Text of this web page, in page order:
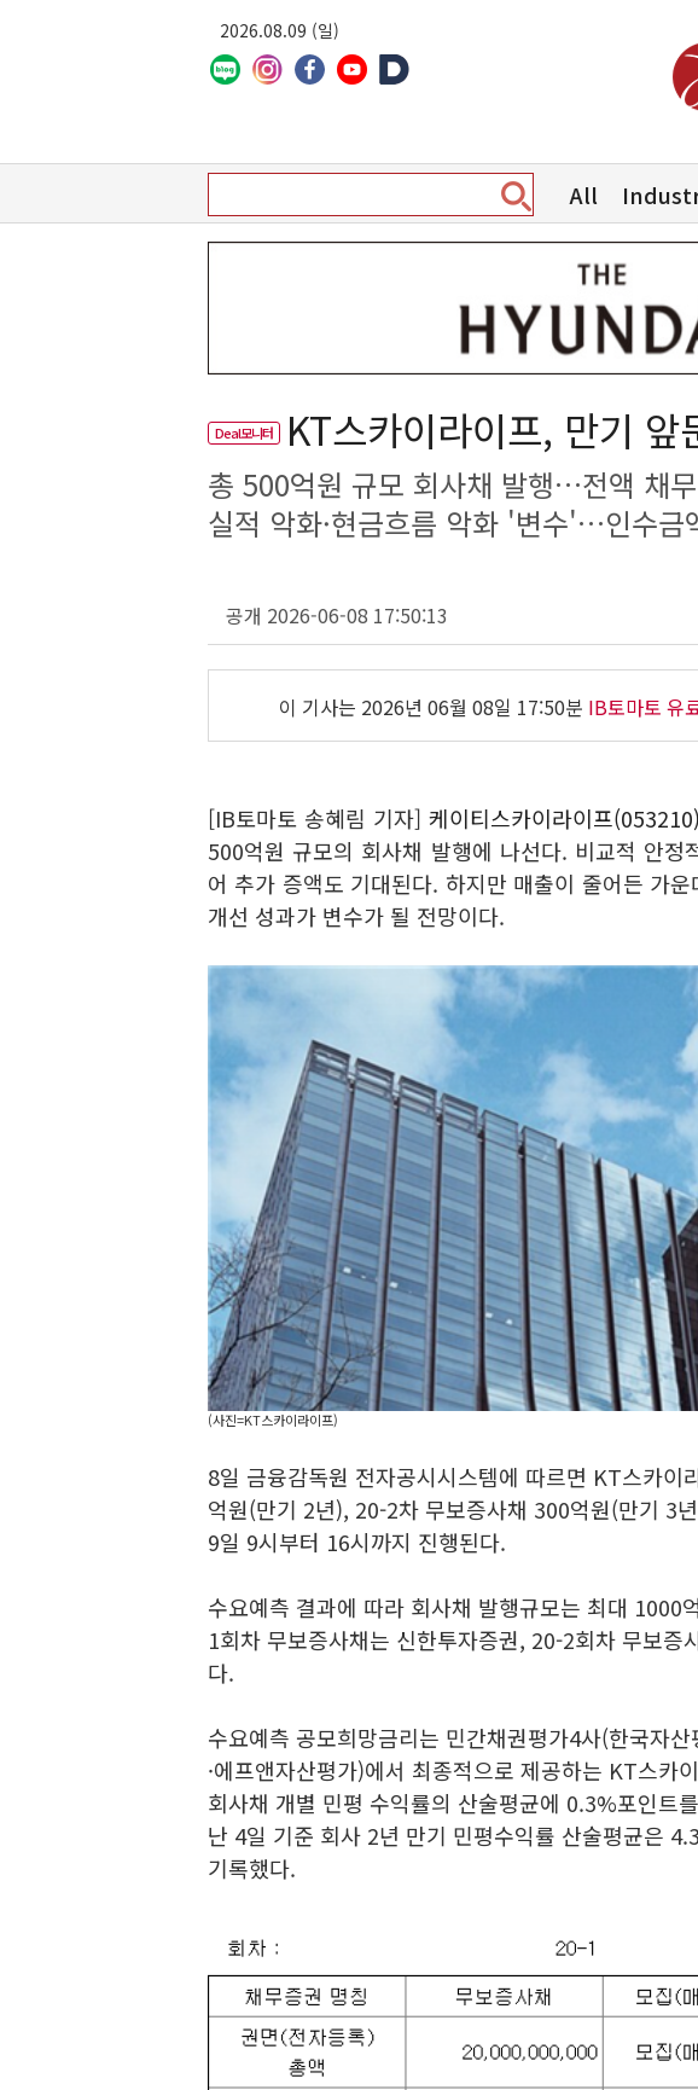
2026.08.09 (일)
All
Deal모니터 KT스카이라이프, 만기 앞
총 500억원 규모 회사채 발행…전액 채
실적 악화·현금흐름 악화 '변수'…인수금
공개 2026-06-08 17:50:13
이 기사는 2026년 06월 08일 17:50분 IB토마토 유
[IB토마토 송혜림 기자]케이티스카이라이프(053210)
500억원 규모의 회사채 발행에 나선다. 비교적 안정
어 추가 증액도 기대된다. 하지만 매출이 줄어든 가
개선 성과가 변수가 될 전망이다.
(사진=KT스카이라이프)
8일 금융감독원 전자공시시스템에 따르면 KT스카이
억원(만기 2년), 20-2차 무보증사채 300억원(만기 3
9일 9시부터 16시까지 진행된다.
수요예측 결과에 따라 회사채 발행규모는 최대 1000
1회차 무보증사채는 신한투자증권, 20-2회차 무보증
다.
수요예측 공모희망금리는 민간채권평가4사(한국자산
·에프앤자산평가)에서 최종적으로 제공하는 KT스카
회사채 개별 민평 수익률의 산술평균에 0.3%포인트
난 4일 기준 회사 2년 만기 민평수익률 산술평균은
기록했다.